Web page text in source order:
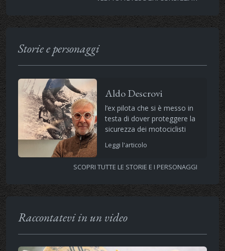
Storie e personaggi
Aldo Descrovi
l’ex pilota che si è messo in
testa di dover proteggere la
sicurezza dei motociclisti
Leggi l'articolo
SCOPRI TUTTE LE STORIE E I PERSONAGGI
Raccontatevi in un video